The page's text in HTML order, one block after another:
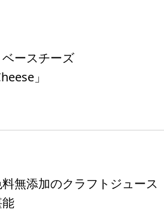
ースチーズ
」
無添加のクラフトジュース